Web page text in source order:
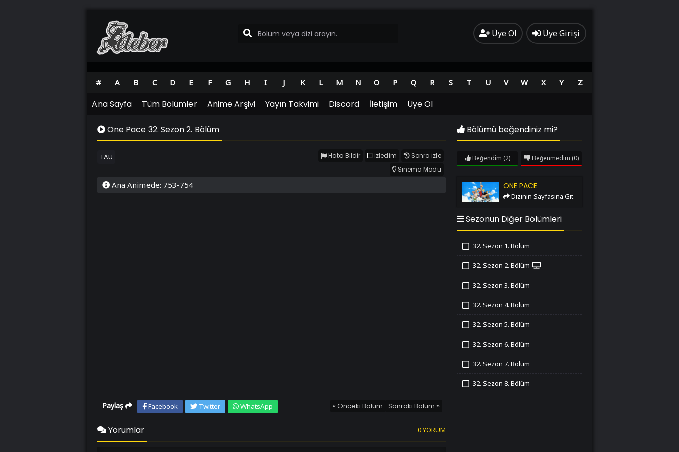
Üye Ol Üye Girişi
# A B C D E F G H I J K L M N O P Q R S T U V W X Y Z
Ana Sayfa Tüm Bölümler Anime Arşivi Yayın Takvimi Discord İletişim Üye Ol
One Pace 32. Sezon 2. Bölüm
TAU Sonra izle
İzledim
Hata Bildir
Sinema Modu
Ana Animede: 753-754
Paylaş Facebook Twitter WhatsApp « Önceki Bölüm Sonraki Bölüm »
Bölümü beğendiniz mi?
Beğendim (2) Beğenmedim (0)
One Pace ONE PACE
Dizinin Sayfasına Git
Sezonun Diğer Bölümleri
32. Sezon 1. Bölüm
32. Sezon 2. Bölüm
32. Sezon 3. Bölüm
32. Sezon 4. Bölüm
32. Sezon 5. Bölüm
32. Sezon 6. Bölüm
32. Sezon 7. Bölüm
32. Sezon 8. Bölüm
Yorumlar 0 YORUM